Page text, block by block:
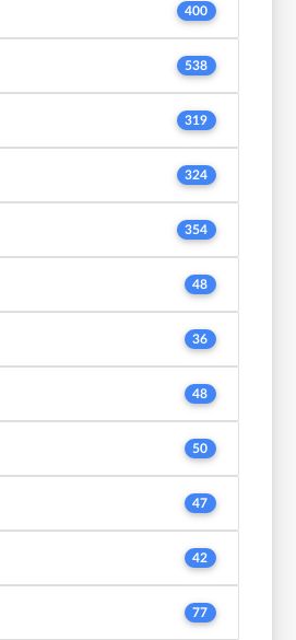
400
538
319
324
354
48
36
48
50
47
42
77